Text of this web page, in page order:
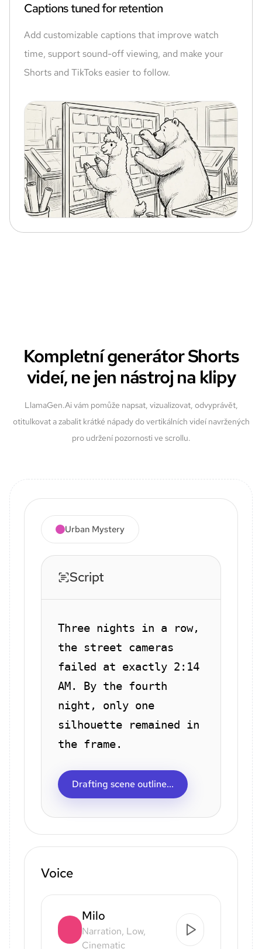
Captions tuned for retention
Add customizable captions that improve watch
time, support sound-off viewing, and make your
Shorts and TikToks easier to follow.
Kompletní generátor Shorts
videí, ne jen nástroj na klipy
LlamaGen.Ai vám pomůže napsat, vizualizovat, odvyprávět,
otitulkovat a zabalit krátké nápady do vertikálních videí navržených
pro udržení pozornosti ve scrollu.
Urban Mystery
Script
Three nights in a row,
the street cameras
failed at exactly 2:14
AM. By the fourth
night, only one
silhouette remained in
the frame.
Drafting scene outline...
Voice
Milo
Narration, Low,
Cinematic